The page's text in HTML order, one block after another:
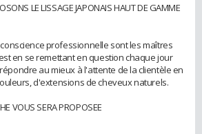
LE LISSAGE JAPONAIS HAUT DE GAMME
professionnelle sont les maîtres
en se remettant en question chaque jour
au mieux à l'attente de la clientèle en
d'extensions de cheveux naturels.
VOUS SERA PROPOSEE